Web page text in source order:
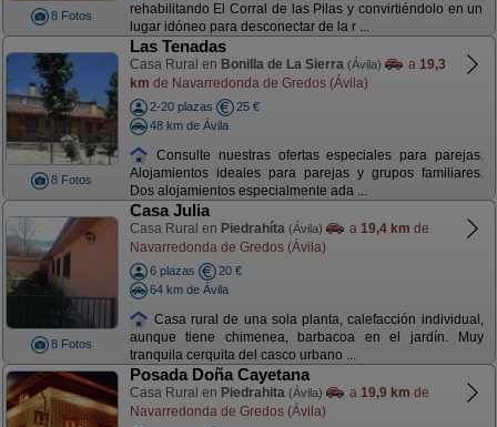
8 Fotos
rehabilitando El Corral de las Pilas y convirtiéndolo en un
lugar idóneo para desconectar de la r ...
8 Fotos
Las Tenadas
Casa Rural en Bonilla de La Sierra (Ávila) a 19,3
km de Navarredonda de Gredos (Ávila)
2-20 plazas
25 €
48 km de Ávila
Consulte nuestras ofertas especiales para parejas.
Alojamientos ideales para parejas y grupos familiares.
Dos alojamientos especialmente ada ...
8 Fotos
Casa Julia
Casa Rural en Piedrahíta (Ávila) a 19,4 km de
Navarredonda de Gredos (Ávila)
6 plazas
20 €
64 km de Ávila
Casa rural de una sola planta, calefacción individual,
aunque tiene chimenea, barbacoa en el jardín. Muy
tranquila cerquita del casco urbano ...
Posada Doña Cayetana
Casa Rural en Piedrahita (Ávila) a 19,9 km de
Navarredonda de Gredos (Ávila)